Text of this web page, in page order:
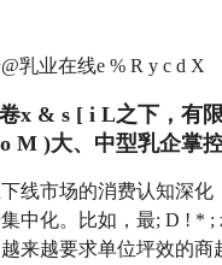
乳业在线e % R y c d X
x & s [ i L之下，有
M )大、中型乳企掌
线市场的消费认知深化
中化。比如，最; D ! * ;
来越要求单位坪效的商